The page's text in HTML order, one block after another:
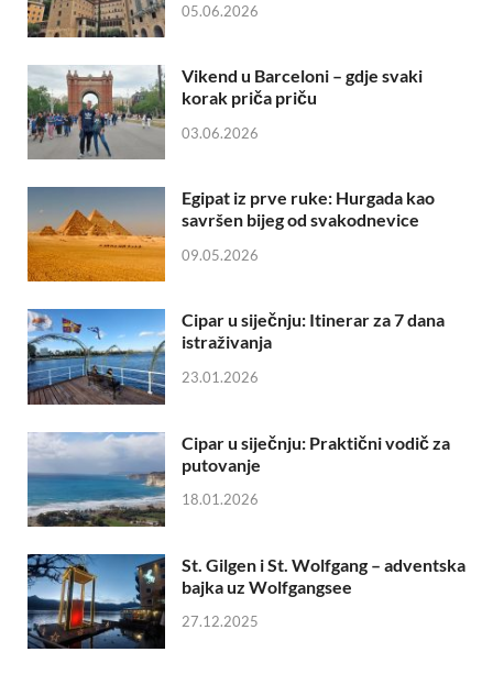
05.06.2026
Vikend u Barceloni – gdje svaki
korak priča priču
03.06.2026
Egipat iz prve ruke: Hurgada kao
savršen bijeg od svakodnevice
09.05.2026
Cipar u siječnju: Itinerar za 7 dana
istraživanja
23.01.2026
Cipar u siječnju: Praktični vodič za
putovanje
18.01.2026
St. Gilgen i St. Wolfgang – adventska
bajka uz Wolfgangsee
27.12.2025